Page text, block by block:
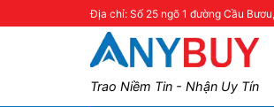
Địa chỉ: Số 25 ngõ 1 đường Cầu
Trao Niềm Tin - Nhận Uy Tín